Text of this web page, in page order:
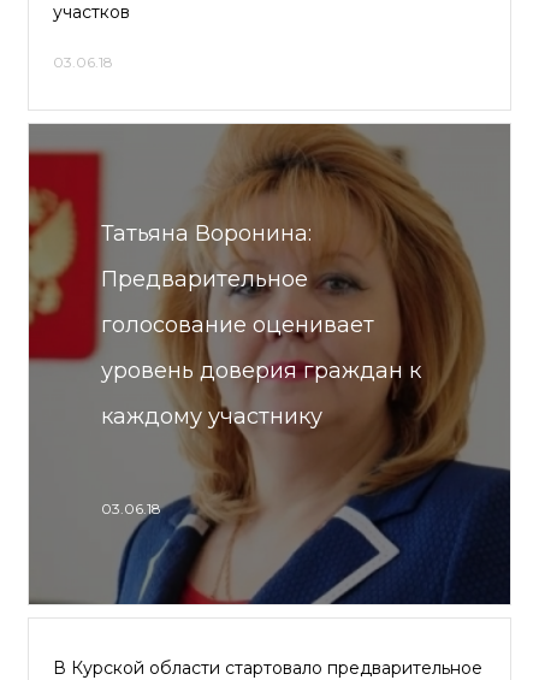
участков
03.06.18
Татьяна Воронина:
Предварительное
голосование оценивает
уровень доверия граждан к
каждому участнику
03.06.18
В Курской области стартовало предварительное